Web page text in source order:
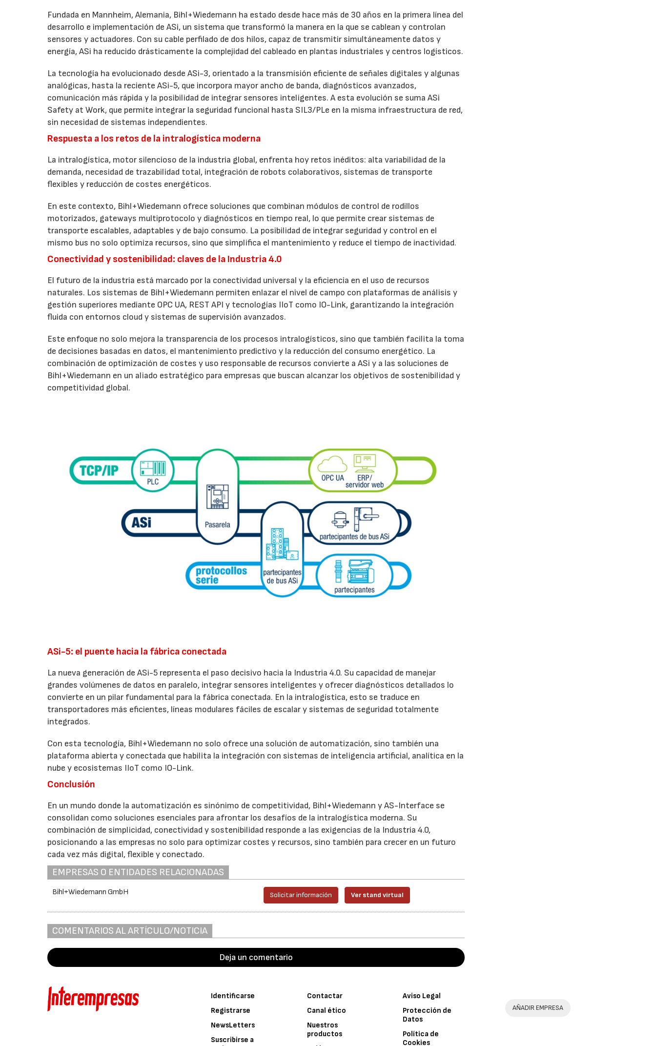
Fundada en Mannheim, Alemania, Bihl+Wiedemann ha estado desde hace más de 30 años en la primera línea del
desarrollo e implementación de ASi, un sistema que transformó la manera en la que se cablean y controlan
sensores y actuadores. Con su cable perfilado de dos hilos, capaz de transmitir simultáneamente datos y
energía, ASi ha reducido drásticamente la complejidad del cableado en plantas industriales y centros logísticos.
La tecnología ha evolucionado desde ASi-3, orientado a la transmisión eficiente de señales digitales y algunas
analógicas, hasta la reciente ASi-5, que incorpora mayor ancho de banda, diagnósticos avanzados,
comunicación más rápida y la posibilidad de integrar sensores inteligentes. A esta evolución se suma ASi
Safety at Work, que permite integrar la seguridad funcional hasta SIL3/PLe en la misma infraestructura de red,
sin necesidad de sistemas independientes.
Respuesta a los retos de la intralogística moderna
La intralogística, motor silencioso de la industria global, enfrenta hoy retos inéditos: alta variabilidad de la
demanda, necesidad de trazabilidad total, integración de robots colaborativos, sistemas de transporte
flexibles y reducción de costes energéticos.
En este contexto, Bihl+Wiedemann ofrece soluciones que combinan módulos de control de rodillos
motorizados, gateways multiprotocolo y diagnósticos en tiempo real, lo que permite crear sistemas de
transporte escalables, adaptables y de bajo consumo. La posibilidad de integrar seguridad y control en el
mismo bus no solo optimiza recursos, sino que simplifica el mantenimiento y reduce el tiempo de inactividad.
Conectividad y sostenibilidad: claves de la Industria 4.0
El futuro de la industria está marcado por la conectividad universal y la eficiencia en el uso de recursos
naturales. Los sistemas de Bihl+Wiedemann permiten enlazar el nivel de campo con plataformas de análisis y
gestión superiores mediante OPC UA, REST API y tecnologías IIoT como IO-Link, garantizando la integración
fluida con entornos cloud y sistemas de supervisión avanzados.
Este enfoque no solo mejora la transparencia de los procesos intralogísticos, sino que también facilita la toma
de decisiones basadas en datos, el mantenimiento predictivo y la reducción del consumo energético. La
combinación de optimización de costes y uso responsable de recursos convierte a ASi y a las soluciones de
Bihl+Wiedemann en un aliado estratégico para empresas que buscan alcanzar los objetivos de sostenibilidad y
competitividad global.
ASi-5: el puente hacia la fábrica conectada
La nueva generación de ASi-5 representa el paso decisivo hacia la Industria 4.0. Su capacidad de manejar
grandes volúmenes de datos en paralelo, integrar sensores inteligentes y ofrecer diagnósticos detallados lo
convierte en un pilar fundamental para la fábrica conectada. En la intralogística, esto se traduce en
transportadores más eficientes, líneas modulares fáciles de escalar y sistemas de seguridad totalmente
integrados.
Con esta tecnología, Bihl+Wiedemann no solo ofrece una solución de automatización, sino también una
plataforma abierta y conectada que habilita la integración con sistemas de inteligencia artificial, analítica en la
nube y ecosistemas IIoT como IO-Link.
Conclusión
En un mundo donde la automatización es sinónimo de competitividad, Bihl+Wiedemann y AS-Interface se
consolidan como soluciones esenciales para afrontar los desafíos de la intralogística moderna. Su
combinación de simplicidad, conectividad y sostenibilidad responde a las exigencias de la Industria 4.0,
posicionando a las empresas no solo para optimizar costes y recursos, sino también para crecer en un futuro
cada vez más digital, flexible y conectado.
EMPRESAS O ENTIDADES RELACIONADAS
Bihl+Wiedemann GmbH Solicitar información Ver stand virtual
COMENTARIOS AL ARTÍCULO/NOTICIA
Deja un comentario
Identificarse
Registrarse
NewsLetters
Suscribirse a
Contactar
Canal ético
Nuestros
productos
Aviso Legal
Protección de
Datos
Política de
Cookies
AÑADIR EMPRESA